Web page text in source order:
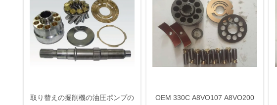
取り替えの掘削機の油圧ポンプの
OEM 330C A8VO107 A8VO200